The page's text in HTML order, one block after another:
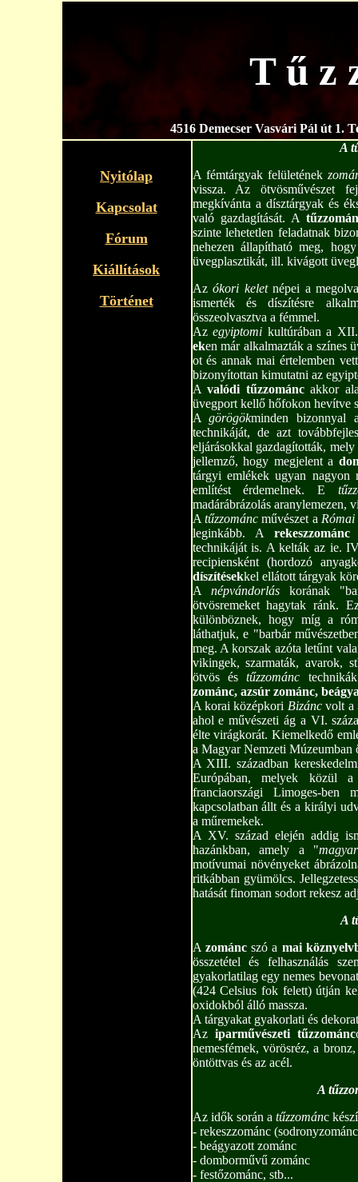
T ű z
4516 Demecser Vasvári Pál út 1.
Nyitólap
Kapcsolat
Fórum
Kiállítások
Történet
A
A fémtárgyak felületének
vissza. Az ötvösművészet
megkívánta a dísztárgyak és
való gazdagítását. A
szinte lehetetlen feladatnak
nehezen állapítható meg,
üvegplasztikát, ill. kivágott
Azókori keletnépei a
ismerték és díszítésre
összeolvasztva a fémmel.
Azegyiptomi kultúrában a
eken már alkalmazták a színes
ot és annak mai értelemben
bizonyítottan kimutatni az
Avalódi tűzzománcakkor
üvegport kellő hőfokon hevítve
Agörögökminden
technikáját, de azt
eljárásokkal gazdagították,
jellemző, hogy megjelent a
tárgyi emlékek ugyan nagyon
említést érdemelnek. E
madárábrázolás aranylemezen,
A tűzzománcművészet a
leginkább. A rekeszzománc
technikáját is. A kelták az ie.
recipiensként (hordozó
díszítésekkel ellátott tárgyak
A népvándorláskorának
ötvösremeket hagytak ránk.
különböznek, hogy míg a
láthatjuk, e "barbár
meg. A korszak azóta letűnt
vikingek, szarmaták, avarok,
ötvös éstűzzománc
zománc, azsúr zománc,
A korai középkori Bizáncvolt a
ahol e művészeti ág a VI.
élte virágkorát. Kiemelkedő
a Magyar Nemzeti Múzeumban
A XIII. században
Európában, melyek közül
franciaországi Limoges-ben
kapcsolatban állt és a királyi
a műremekek.
A XV. század elején addig
hazánkban, amely a "
motívumai növényeket
ritkábban gyümölcs.
hatását finoman sodort rekesz
A
A zománcszó a mai
összetétel és felhasználás
gyakorlatilag egy nemes
(424 Celsius fok felett) útján
oxidokból álló massza.
A tárgyakat gyakorlati és
Az iparművészeti tűzzománc
nemesfémek, vörösréz, a
öntöttvas és az acél.
A
Az idők során a tűzzománc
- rekesz­zománc
- beágyazott zománc
- domborművű zománc
- festő­zománc, stb...